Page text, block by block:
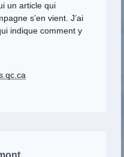
un article qui
s’en vient. J’ai
indique comment y